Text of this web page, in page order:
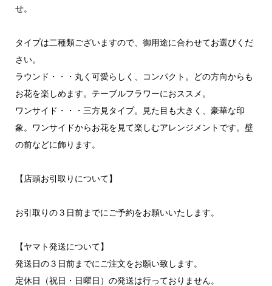
せ。
タイプは二種類ございますので、御用途に合わせてお選びくだ
さい。
ラウンド・・・丸く可愛らしく、コンパクト。どの方向からも
お花を楽しめます。テーブルフラワーにおススメ。
ワンサイド・・・三方見タイプ。見た目も大きく、豪華な印
象。ワンサイドからお花を見て楽しむアレンジメントです。壁
の前などに飾ります。
【店頭お引取りについて】
お引取りの３日前までにご予約をお願いいたします。
【ヤマト発送について】
発送日の３日前までにご注文をお願い致します。
定休日（祝日・日曜日）の発送は行っておりません。